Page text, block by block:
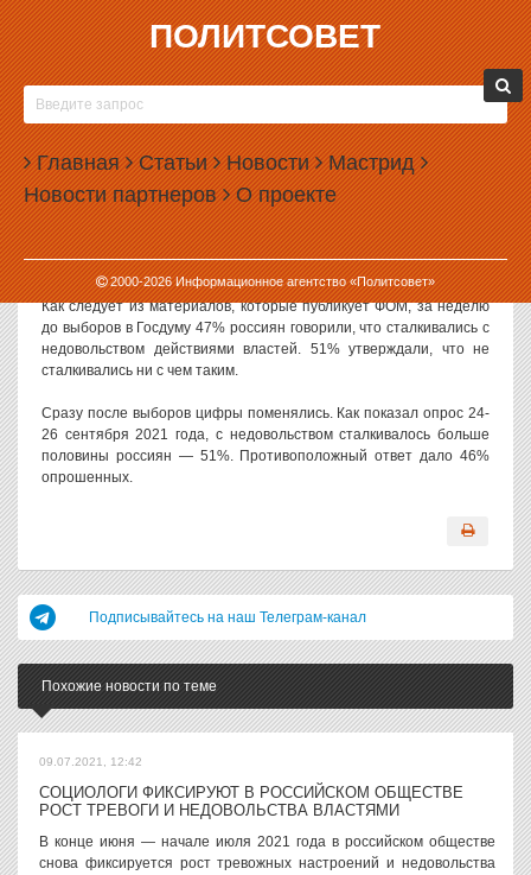
ПОЛИТСОВЕТ
Главная Статьи Новости Мастрид
Новости партнеров О проекте
2000-2026Информационное агентство «Политсовет»
04.10.2021, 15:01
В РОССИИ ПОСЛЕ ВЫБОРОВ ВЫРОСЛО
НЕДОВОЛЬСТВО ВЛАСТЯМИ
В России сразу после завершения выборов в Государственную
думу выросло недовольство действиями властей.
Уровень недовольства властями в еженедельном режиме
замеряетфонд «Общественное мнение».
Как следует из материалов, которые публикует ФОМ, за неделю
до выборов в Госдуму 47% россиян говорили, что сталкивались с
недовольством действиями властей. 51% утверждали, что не
сталкивались ни с чем таким.
Сразу после выборов цифры поменялись. Как показал опрос 24-
26 сентября 2021 года, с недовольством сталкивалось больше
половины россиян — 51%. Противоположный ответ дало 46%
опрошенных.
Подписывайтесь на наш Телеграм-канал
Похожие новости по теме
09.07.2021, 12:42
СОЦИОЛОГИ ФИКСИРУЮТ В РОССИЙСКОМ ОБЩЕСТВЕ
РОСТ ТРЕВОГИ И НЕДОВОЛЬСТВА ВЛАСТЯМИ
В конце июня — начале июля 2021 года в российском обществе
снова фиксируется рост тревожных настроений и недовольства